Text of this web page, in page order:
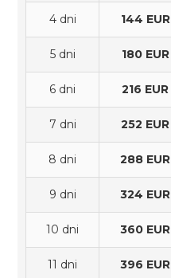
4 dni 144 EUR
5 dni 180 EUR
6 dni 216 EUR
7 dni 252 EUR
8 dni 288 EUR
9 dni 324 EUR
10 dni 360 EUR
11 dni 396 EUR